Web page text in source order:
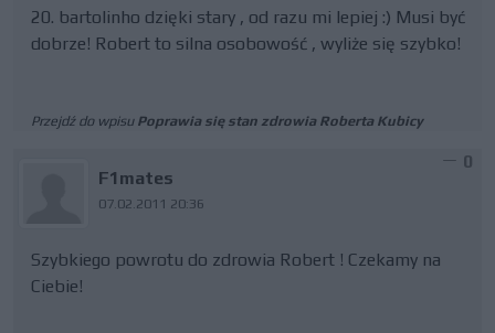
20. bartolinho dzięki stary , od razu mi lepiej :) Musi być
dobrze! Robert to silna osobowość , wyliże się szybko!
Przejdź do wpisu Poprawia się stan zdrowia Roberta Kubicy
F1mates
07.02.2011 20:36
0
Szybkiego powrotu do zdrowia Robert ! Czekamy na
Ciebie!